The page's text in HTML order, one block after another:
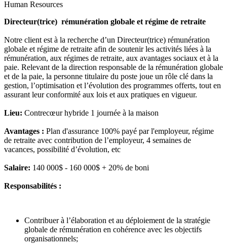
Human Resources
Directeur(trice) rémunération globale et régime de retraite
Notre client est à la recherche d’un Directeur(trice) rémunération
globale et régime de retraite afin de soutenir les activités liées à la
rémunération, aux régimes de retraite, aux avantages sociaux et à la
paie. Relevant de la direction responsable de la rémunération globale
et de la paie, la personne titulaire du poste joue un rôle clé dans la
gestion, l’optimisation et l’évolution des programmes offerts, tout en
assurant leur conformité aux lois et aux pratiques en vigueur.
Lieu: Contrecœur hybride 1 journée à la maison
Avantages : Plan d'assurance 100% payé par l'employeur, régime
de retraite avec contribution de l’employeur, 4 semaines de
vacances, possibilité d’évolution, etc
Salaire: 140 000$ - 160 000$ + 20% de boni
Responsabilités :
Contribuer à l’élaboration et au déploiement de la stratégie
globale de rémunération en cohérence avec les objectifs
organisationnels;